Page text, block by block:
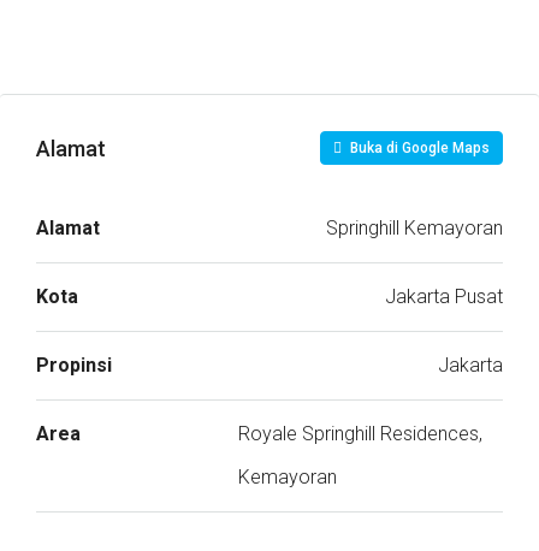
Alamat Buka di Google Maps
Alamat Springhill Kemayoran
Kota Jakarta Pusat
Propinsi Jakarta
Area
Royale Springhill Residences,
Kemayoran